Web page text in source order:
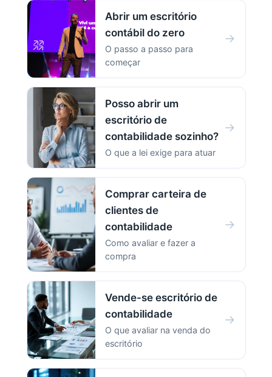
Abrir um escritório
contábil do zero
O passo a passo para
começar
→
Posso abrir um
escritório de
contabilidade sozinho?
O que a lei exige para atuar
→
Comprar carteira de
clientes de
contabilidade
Como avaliar e fazer a
compra
→
Vende-se escritório de
contabilidade
O que avaliar na venda do
escritório
→